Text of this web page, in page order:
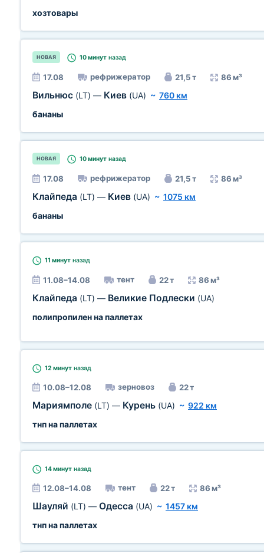
хозтовары
НОВАЯ 10 минут назад
17.08 рефрижератор 21,5 т 86 м³
Вильнюс (LT) — Киев (UA) ~ 760 км
бананы
НОВАЯ 10 минут назад
17.08 рефрижератор 21,5 т 86 м³
Клайпеда (LT) — Киев (UA) ~ 1075 км
бананы
11 минут назад
11.08–14.08 тент 22 т 86 м³
Клайпеда (LT) — Великие Подлески (UA)
полипропилен на паллетах
12 минут назад
10.08–12.08 зерновоз 22 т
Мариямполе (LT) — Курень (UA) ~ 922 км
тнп на паллетах
14 минут назад
12.08–14.08 тент 22 т 86 м³
Шауляй (LT) — Одесса (UA) ~ 1457 км
тнп на паллетах